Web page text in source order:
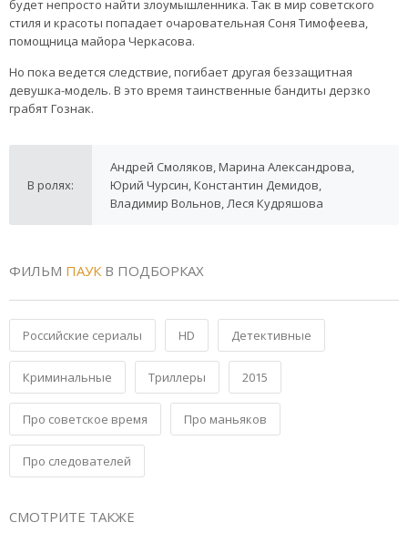
будет непросто найти злоумышленника. Так в мир советского
стиля и красоты попадает очаровательная Соня Тимофеева,
помощница майора Черкасова.
Но пока ведется следствие, погибает другая беззащитная
девушка-модель. В это время таинственные бандиты дерзко
грабят Гознак.
В ролях:
Андрей Смоляков, Марина Александрова,
Юрий Чурсин, Константин Демидов,
Владимир Вольнов, Леся Кудряшова
ФИЛЬМ ПАУКВ ПОДБОРКАХ
Российские сериалы HD Детективные
Криминальные Триллеры 2015
Про советское время Про маньяков
Про следователей
СМОТРИТЕ ТАКЖЕ